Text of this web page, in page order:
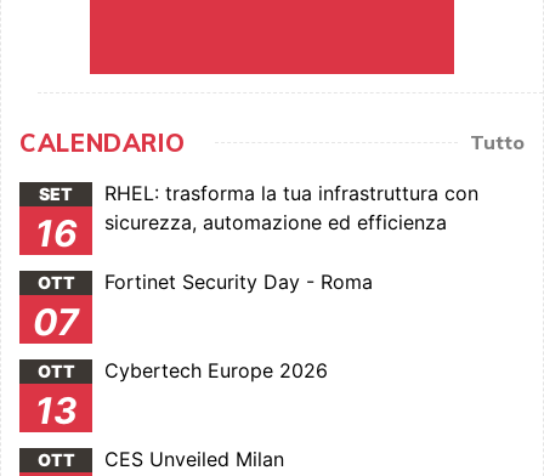
CALENDARIO Tutto
SET
16
RHEL: trasforma la tua infrastruttura con
sicurezza, automazione ed efficienza
OTT
07
Fortinet Security Day - Roma
OTT
13
Cybertech Europe 2026
OTT CES Unveiled Milan